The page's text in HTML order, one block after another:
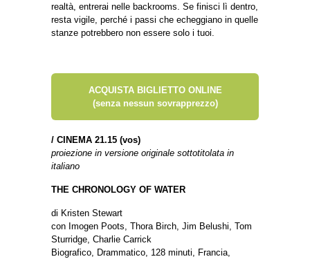
realtà, entrerai nelle backrooms. Se finisci lì dentro,
resta vigile, perché i passi che echeggiano in quelle
stanze potrebbero non essere solo i tuoi.
ACQUISTA BIGLIETTO ONLINE
(senza nessun sovrapprezzo)
/ CINEMA 21.15 (vos)
proiezione in versione originale sottotitolata in
italiano
THE CHRONOLOGY OF WATER
di Kristen Stewart
con Imogen Poots, Thora Birch, Jim Belushi, Tom
Sturridge, Charlie Carrick
Biografico, Drammatico, 128 minuti, Francia,